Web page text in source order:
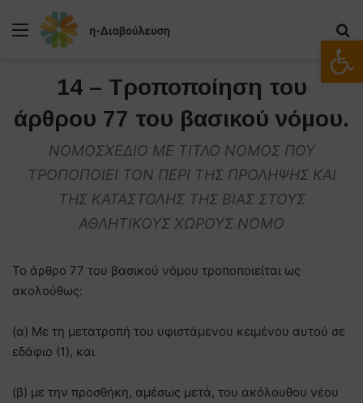
Μενού
14 – Τροποποίηση του
άρθρου 77 του βασικού νόμου.
ΝΟΜΟΣΧΕΔΙΟ ΜΕ ΤΙΤΛΟ ΝΟΜΟΣ ΠΟΥ
ΤΡΟΠΟΠΟΙΕΙ ΤΟΝ ΠΕΡΙ ΤΗΣ ΠΡΟΛΗΨΗΣ ΚΑΙ
ΤΗΣ ΚΑΤΑΣΤΟΛΗΣ ΤΗΣ ΒΙΑΣ ΣΤΟΥΣ
ΑΘΛΗΤΙΚΟΥΣ ΧΩΡΟΥΣ ΝΟΜΟ
Το άρθρο 77 του βασικού νόμου τροποποιείται ως
ακολούθως:
(α) Mε τη μετατροπή του υφιστάμενου κειμένου αυτού σε
εδάφιο (1), και
(β) με την προσθήκη, αμέσως μετά, του ακόλουθου νέου